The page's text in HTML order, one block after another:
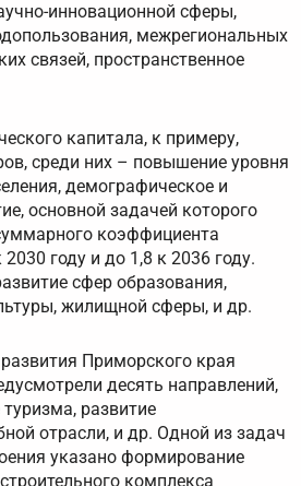
инновационной сферы,
межрегиональных
связей, пространственное
капитала, к примеру,
среди них – повышение уровня
демографическое и
основной задачей которого
коэффициента
году и до 1,8 к 2036 году.
сфер образования,
жилищной сферы, и др.
Приморского края
десять направлений,
развитие
отрасли, и др. Одной из задач
указано формирование
комплекса